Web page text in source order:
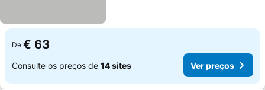
De € 63
Consulte os preços de 14 sites Ver preços